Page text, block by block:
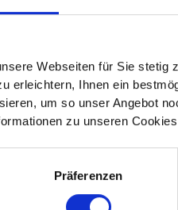
Webseiten für Sie
erleichtern, Ihnen ein
um so unser Angebot
zu unseren
Präferenzen
Verbraucher
Erzeuger und
& Erzeuger